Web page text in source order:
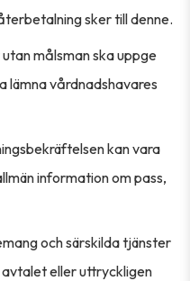
sker till denne.
målsman ska uppge
lämna vårdnadshavares
kan vara
information om pass,
och särskilda tjänster
eller uttryckligen